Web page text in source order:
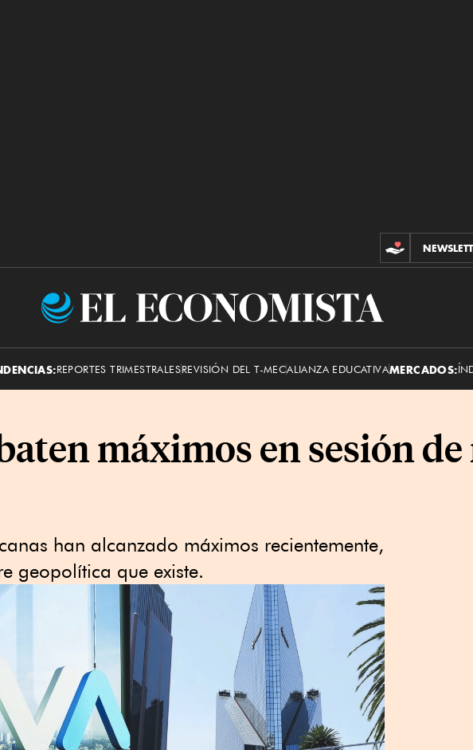
El
REPORTES TRIMESTRALESREVISIÓN DEL T-MECALIANZA EDUCATIVAMERCADOS:
máximos en sesión
han alcanzado máximos recientemente,
geopolítica que existe.